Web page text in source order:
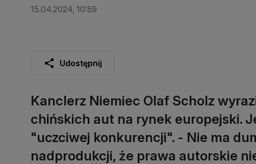
15.04.2024, 10:59
Udostępnij
Kanclerz Niemiec Olaf Scholz
chińskich aut na rynek europejski.
"uczciwej konkurencji". - Nie ma
nadprodukcji, że prawa autorskie